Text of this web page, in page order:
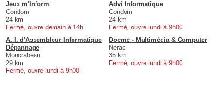
Jeux m'Inform
Condom
24 km
Fermé, ouvre demain à 14h
Advi Informatique
Condom
24 km
Fermé, ouvre lundi à 9h00
A. I. d'Assembleur Informatique
Dépannage
Moncrabeau
29 km
Fermé, ouvre lundi à 9h00
Docmc - Multimédia & Computer
Nérac
35 km
Fermé, ouvre lundi à 9h00